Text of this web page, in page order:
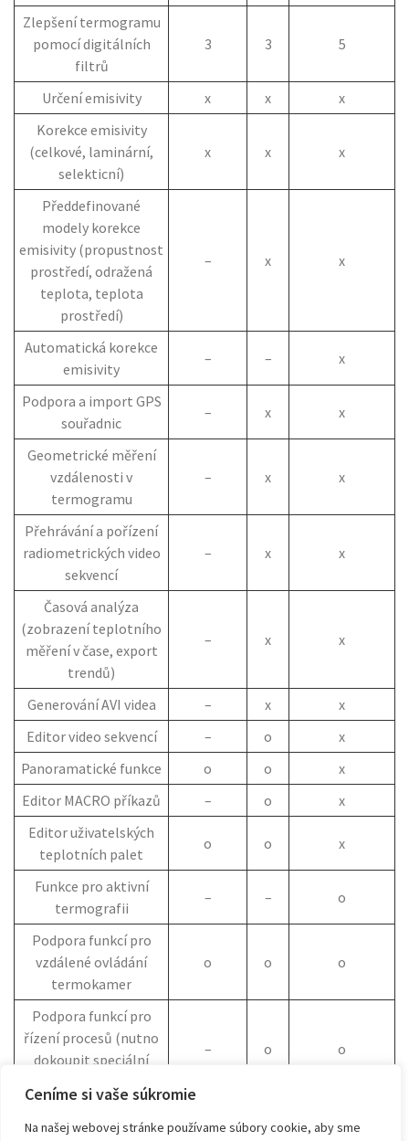
Ceníme si vaše súkromie
Na našej webovej stránke používame súbory cookie, aby sme
Zlepšení termogramu
pomocí digitálních
filtrů
3 3 5
Určení emisivity x x
x
Korekce emisivity
(celkové, laminární,
selekticní)
x x x
Předdefinované
modely korekce
emisivity (propustnost
prostředí, odražená
teplota, teplota
prostředí)
– x x
Automatická korekce
emisivity
– – x
Podpora a import GPS
souřadnic
– x x
Geometrické měření
vzdálenosti v
termogramu
– x x
Přehrávání a pořízení
radiometrických video
sekvencí
– x x
Časová analýza
(zobrazení teplotního
měření v čase, export
trendů)
– x x
Generování AVI videa – x
x
Editor video sekvencí
– o
x
Panoramatické funkce
o o
x
Editor MACRO příkazů
– o
x
Editor uživatelských
teplotních palet
o o x
Funkce pro aktivní
termografii
– – o
Podpora funkcí pro
vzdálené ovládání
termokamer
o o o
Podpora funkcí pro
řízení procesů (nutno
dokoupit speciální
– o o
možno dokoupit | x =